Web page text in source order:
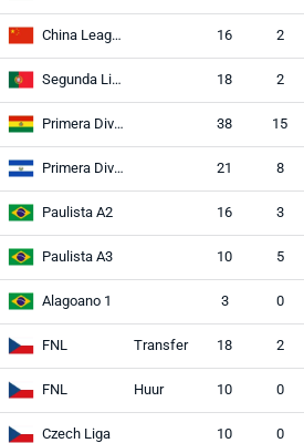
China League One 16 2
Segunda Liga 18 2
Primera División 38 15
Primera Division 21 8
Paulista A2 16 3
Paulista A3 10 5
Alagoano 1 3 0
FNL Transfer 18 2
FNL Huur 10 0
Czech Liga 10 0